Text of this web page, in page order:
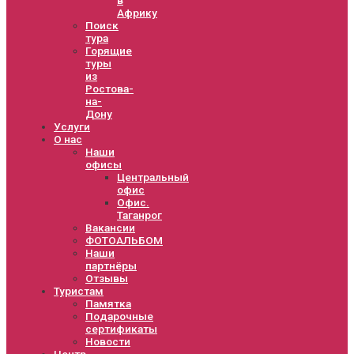
Африку
Поиск
тура
Горящие
туры
из
Ростова-
на-
Дону
Услуги
О нас
Наши
офисы
Центральный
офис
Офис.
Таганрог
Вакансии
ФОТОАЛЬБОМ
Наши
партнёры
Отзывы
Туристам
Памятка
Подарочные
сертификаты
Новости